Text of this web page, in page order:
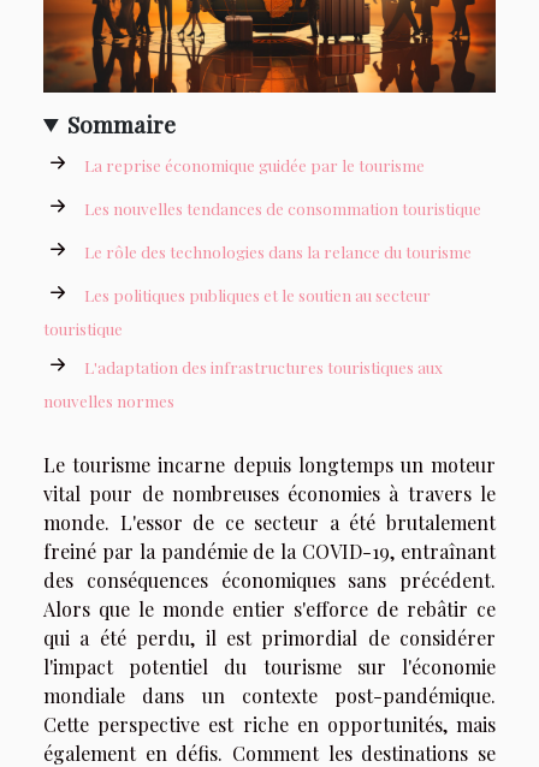
Sommaire
La reprise économique guidée par le tourisme
Les nouvelles tendances de consommation touristique
Le rôle des technologies dans la relance du tourisme
Les politiques publiques et le soutien au secteur
touristique
L'adaptation des infrastructures touristiques aux
nouvelles normes
Le tourisme incarne depuis longtemps un moteur
vital pour de nombreuses économies à travers le
monde. L'essor de ce secteur a été brutalement
freiné par la pandémie de la COVID-19, entraînant
des conséquences économiques sans précédent.
Alors que le monde entier s'efforce de rebâtir ce
qui a été perdu, il est primordial de considérer
l'impact potentiel du tourisme sur l'économie
mondiale dans un contexte post-pandémique.
Cette perspective est riche en opportunités, mais
également en défis. Comment les destinations se